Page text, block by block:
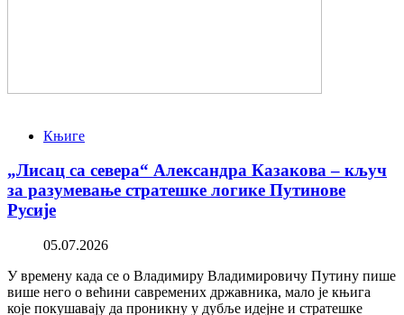
Књиге
„Лисац са севера“ Александра Казакова – кључ
за разумевање стратешке логике Путинове
Русије
05.07.2026
У времену када се о Владимиру Владимировичу Путину пише
више него о већини савремених државника, мало је књига
које покушавају да проникну у дубље идејне и стратешке